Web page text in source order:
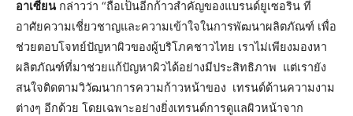
อาเซียน กล่าวว่า “ถือเป็นอีกก้าวสำคัญของแบรนด์ยูเซอริน ที่
อาศัยความเชี่ยวชาญและความเข้าใจในการพัฒนาผลิตภัณฑ์ เพื่อ
ช่วยตอบโจทย์ปัญหาผิวของผู้บริโภคชาวไทย เราไม่เพียงมองหา
ผลิตภัณฑ์ที่มาช่วยแก้ปัญหาผิวได้อย่างมีประสิทธิภาพ แต่เรายัง
สนใจติดตามวิวัฒนาการความก้าวหน้าของ เทรนด์ด้านความงาม
ต่างๆ อีกด้วย โดยเฉพาะอย่างยิ่งเทรนด์การดูแลผิวหน้าจาก